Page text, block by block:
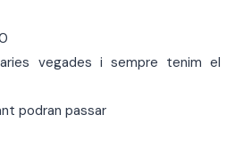
vegades i sempre tenim el
podran passar